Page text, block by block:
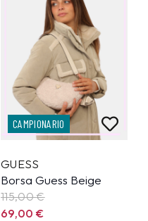
CAMPIONARIO
GUESS
Borsa Guess Beige
115,00€
69,00€